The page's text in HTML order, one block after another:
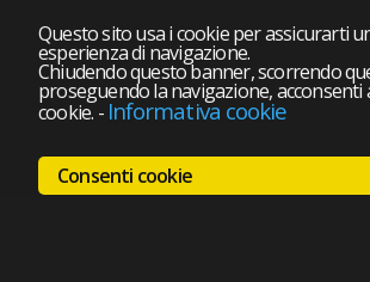
Questo sito usa i cookie per assicurarti
esperienza di navigazione.
Chiudendo questo banner, scorrendo
proseguendo la navigazione, acconsenti
cookie. - Informativa cookie
Consenti cookie